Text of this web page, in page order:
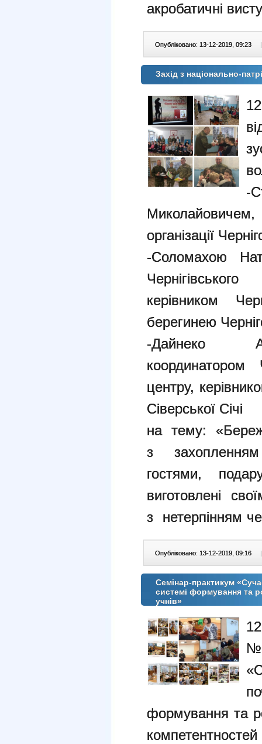
акробатичні
Опубліковано: 13-12-2019, 09:23 |
Захід з національно-
-
організації
-Соломахою
керівником
берегинею
-Дайнеко
координатором
центру,
Сіверської Січі
на тему:
з захопленням
гостями,
виготовлені
з нетерпінням
Опубліковано: 13-12-2019, 09:16 |
Семінар-практикум
системі формування та
учнів»
формування та